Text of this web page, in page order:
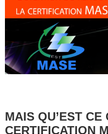
MAIS QU’EST CE
CERTIFICATION